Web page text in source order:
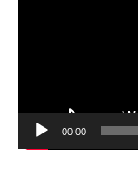
00:00